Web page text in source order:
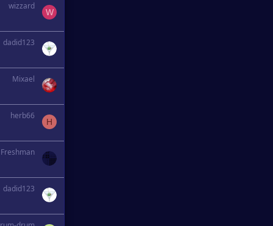
wizzard
W
dadid123
Mixael
herb66
H
Freshman
dadid123